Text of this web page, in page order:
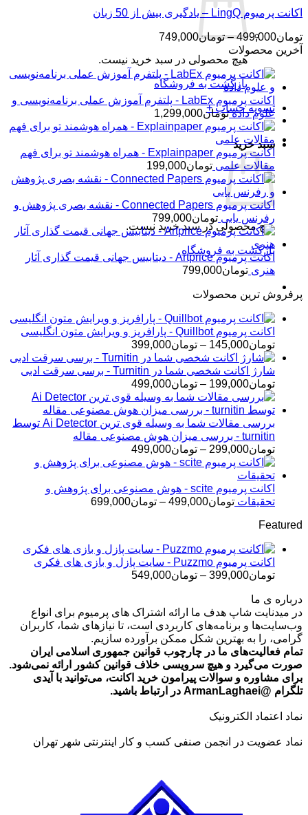
هیچ محصولی در سبد خرید نیست.
بازگشت به فروشگاه
تسویه حساب +
سبد خرید
هیچ محصولی در سبد خرید نیست.
بازگشت به فروشگاه
اکانت پرمیوم LingQ – یادگیری بیش از 50 زبان
تومان499,000
– تومان749,000محدوده
تومان499,000
تا
تومان749,000
آخرین محصولات
اکانت پرمیوم LabEx - پلتفرم آموزش عملی برنامه‌نویسی و
علوم داده تومان1,299,000
اکانت پرمیوم Explainpaper - همراه هوشمند تو برای فهم
مقالات علمی تومان199,000
اکانت پرمیوم Connected Papers - نقشه بصری پژوهش و
رفرنس یابی تومان799,000
اکانت پرمیوم Artprice - دیتابیس جهانی قیمت ‌گذاری آثار
هنری تومان799,000
پرفروش ترین محصولات
اکانت پرمیوم Quillbot - پارافریز و ویرایش متون انگلیسی
تومان145,000
– تومان399,000محدوده
قیمت:
تومان145,000
تا
تومان399,000
شارژ اکانت شخصی شما در Turnitin - برسی سرقت ادبی
تومان199,000
– تومان499,000محدوده
قیمت:
تومان199,000
تا
تومان499,000
بررسی مقالات شما به وسیله قوی ترین Ai Detector توسط
turnitin - بررسی میزان هوش مصنوعی مقاله
تومان299,000
– تومان499,000محدوده
قیمت:
تا
تومان499,000
اکانت پرمیوم scite - هوش مصنوعی برای پژوهش و
تحقیقات تومان499,000
– تومان699,000محدوده
تومان699,000
Featured
اکانت پرمیوم Puzzmo - سایت پازل و بازی های فکری
تومان399,000
– تومان549,000
تا
تومان549,000
درباره ی ما
در میدنایت شاپ هدف ما ارائه اشتراک های پرمیوم برای انواع
وب‌سایت‌ها و برنامه‌های کاربردی است، تا نیازهای شما، کاربران
گرامی، را به بهترین شکل ممکن برآورده سازیم.
تمام فعالیت‌های ما در چارچوب قوانین جمهوری اسلامی ایران
صورت می‌گیرد و هیچ سرویسی خلاف قوانین کشور ارائه نمی‌شود.
برای مشاوره و سوالات پیرامون خرید اکانت، می‌توانید با آیدی
تلگرام @ArmanLaghaei در ارتباط باشید.
نماد اعتماد الکترونیک
نماد عضویت در انجمن صنفی کسب و کار اینترنتی شهر تهران